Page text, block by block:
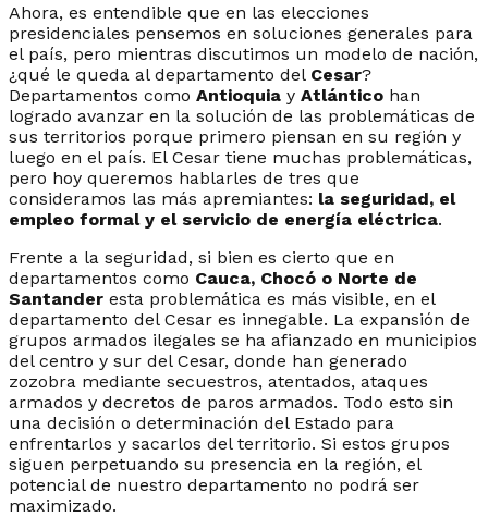
Ahora, es entendible que en las elecciones
presidenciales pensemos en soluciones generales para
el país, pero mientras discutimos un modelo de nación,
¿qué le queda al departamento del Cesar?
Departamentos como Antioquia y Atlántico han
logrado avanzar en la solución de las problemáticas de
sus territorios porque primero piensan en su región y
luego en el país. El Cesar tiene muchas problemáticas,
pero hoy queremos hablarles de tres que
consideramos las más apremiantes: la seguridad, el
empleo formal y el servicio de energía eléctrica.
Frente a la seguridad, si bien es cierto que en
departamentos como Cauca, Chocó o Norte de
Santander esta problemática es más visible, en el
departamento del Cesar es innegable. La expansión de
grupos armados ilegales se ha afianzado en municipios
del centro y sur del Cesar, donde han generado
zozobra mediante secuestros, atentados, ataques
armados y decretos de paros armados. Todo esto sin
una decisión o determinación del Estado para
enfrentarlos y sacarlos del territorio. Si estos grupos
siguen perpetuando su presencia en la región, el
potencial de nuestro departamento no podrá ser
maximizado.